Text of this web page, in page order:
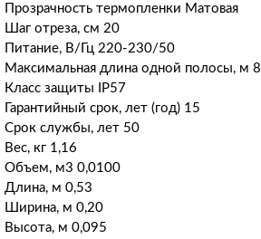
Прозрачность термопленки Матовая
Шаг отреза, см 20
Питание, В/Гц 220-230/50
Максимальная длина одной полосы, м 8
Класс защиты IP57
Гарантийный срок, лет (год) 15
Срок службы, лет 50
Вес, кг 1,16
Объем, м3 0,0100
Длина, м 0,53
Ширина, м 0,20
Высота, м 0,095